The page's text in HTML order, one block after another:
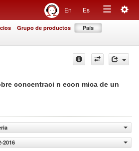
En Es
Toggle
Grupo de productos País
concentraci n econ mica de un
2016